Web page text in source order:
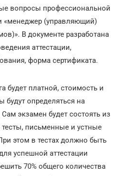
вопросы профессиональной
«менеджер (управляющий)
В документе разработана
аттестации,
форма сертификата.
будет платной, стоимость и
будут определяться на
экзамен будет состоять из
письменные и устные
этом в тестах должно быть
успешной аттестации
70% общего количества